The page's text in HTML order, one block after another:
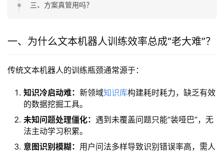
三、方案真管用吗？
一、为什么文本机器人训练效率总成“老大难”？
传统文本机器人的训练瓶颈通常源于：
知识冷启动难： 新领域知识库构建耗时耗力，缺乏有效
的数据挖掘工具。
未知问题处理僵化： 遇到未覆盖问题只能“装哑巴”，无
法主动学习积累。
意图识别模糊： 用户问法多样导致识别错误率高，需人